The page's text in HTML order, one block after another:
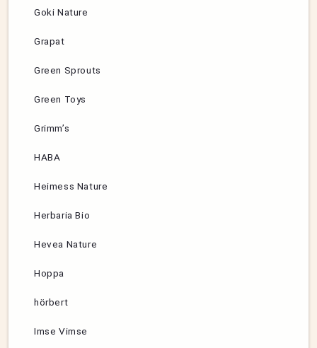
Goki Nature
Grapat
Green Sprouts
Green Toys
Grimm’s
HABA
Heimess Nature
Herbaria Bio
Hevea Nature
Hoppa
hörbert
Imse Vimse